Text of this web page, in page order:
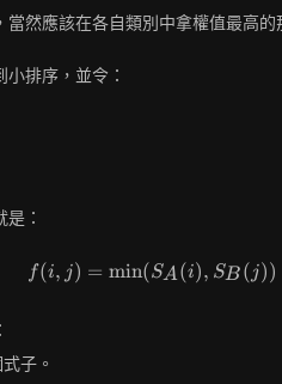
然應該在各自類別中拿權值最高
排序，並令：
：
f(i, j) = min(SA(i), SB(j))
子。